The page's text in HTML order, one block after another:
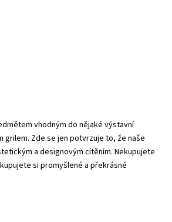
vhodným do nějaké výstavní
grilem. Zde se jen potvrzuje to, že naše
a designovým cítěním. Nekupujete
si promyšlené a překrásné